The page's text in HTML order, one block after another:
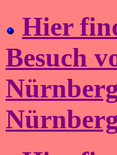
Hier
Besuch